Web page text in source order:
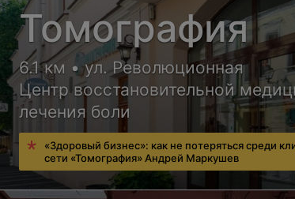
Томография
6.1 км • ул. Революционная
Центр восстановительной
лечения боли
«Здоровый бизнес»: как не потеряться среди
сети «Томография» Андрей Маркушев